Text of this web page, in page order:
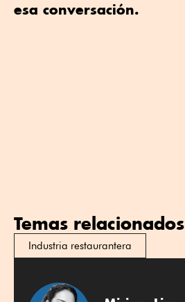
esa conversación.
Temas relacionados
Industria restaurantera